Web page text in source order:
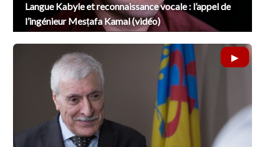
Langue Kabyle et reconnaissance vocale : l’appel de
l’ingénieur Mesṭafa Kamal (vidéo)